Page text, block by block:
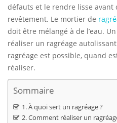
défauts et le rendre lisse avant
revêtement. Le mortier de
doit être mélangé à de l’eau.
réaliser un ragréage
ragréage est possible, quand
réaliser.
Sommaire
À quoi sert un ragréage ?
Comment réaliser un